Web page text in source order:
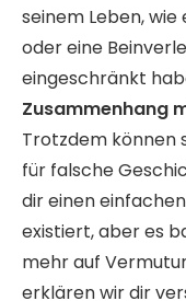
seinem Leben,
oder eine
eingeschränkt
Zusammenhang
Trotzdem können
für falsche
dir einen
existiert, aber es
mehr auf
erklären wir dir